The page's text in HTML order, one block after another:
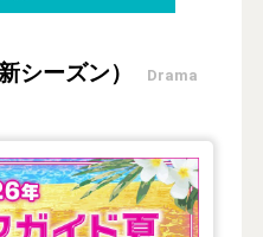
シーズン） Drama
ガイド